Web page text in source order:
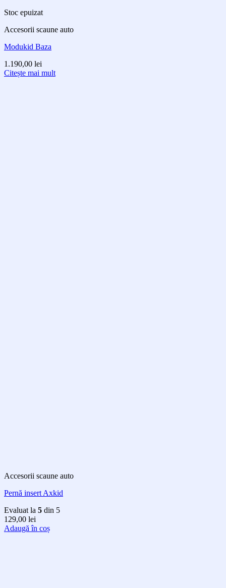
Stoc epuizat
Accesorii scaune auto
Modukid Baza
1.190,00 lei
Citește mai mult
Accesorii scaune auto
Pernă insert Axkid
Evaluat la 5 din 5
129,00 lei
Adaugă în coș